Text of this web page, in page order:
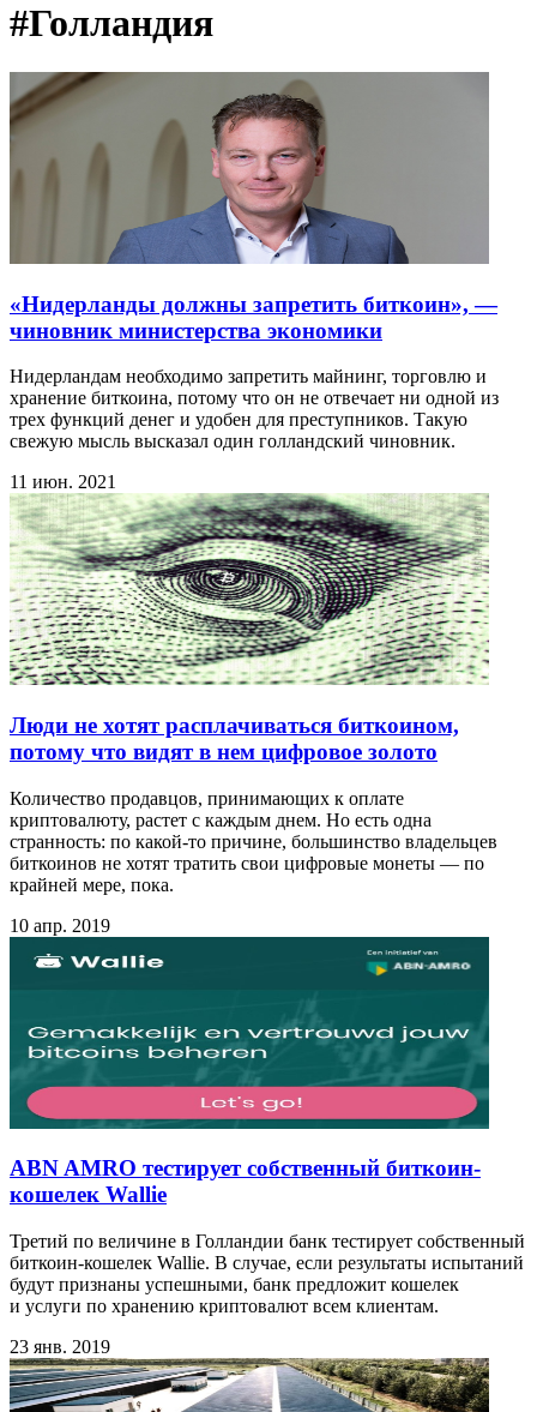
#Голландия
«Нидерланды должны запретить биткоин», —
чиновник министерства экономики
Нидерландам необходимо запретить майнинг, торговлю и
хранение биткоина, потому что он не отвечает ни одной из
трех функций денег и удобен для преступников. Такую
свежую мысль высказал один голландский чиновник.
11 июн. 2021
Люди не хотят расплачиваться биткоином,
потому что видят в нем цифровое золото
Количество продавцов, принимающих к оплате
криптовалюту, растет с каждым днем. Но есть одна
странность: по какой-то причине, большинство владельцев
биткоинов не хотят тратить свои цифровые монеты — по
крайней мере, пока.
10 апр. 2019
ABN AMRO тестирует собственный биткоин-
кошелек Wallie
Третий по величине в Голландии банк тестирует собственный
биткоин-кошелек Wallie. В случае, если результаты испытаний
будут признаны успешными, банк предложит кошелек
и услуги по хранению криптовалют всем клиентам.
23 янв. 2019